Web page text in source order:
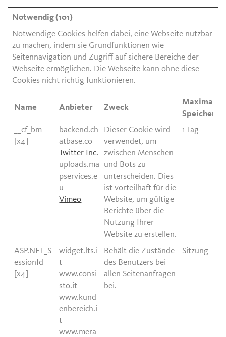
Notwendig (101)
Notwendige Cookies helfen dabei, eine Webseite nutzbar
zu machen, indem sie Grundfunktionen wie
Seitennavigation und Zugriff auf sichere Bereiche der
Webseite ermöglichen. Die Webseite kann ohne diese
Cookies nicht richtig funktionieren.
Name Anbieter Zweck
Maximale
__cf_bm
[x4]
backend.ch
atbase.co
Twitter Inc.
uploads.ma
pservices.e
u
Vimeo
Dieser Cookie wird
verwendet, um
zwischen Menschen
und Bots zu
unterscheiden. Dies
ist vorteilhaft für die
Website, um gültige
Berichte über die
Nutzung Ihrer
Website zu erstellen.
1 Tag
ASP.NET_S
essionId
[x4]
widget.lts.i
t
www.consi
sto.it
www.kund
enbereich.i
t
www.mera
Behält die Zustände
des Benutzers bei
allen Seitenanfragen
bei.
Sitzung